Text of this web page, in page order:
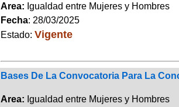
Area: Igualdad entre Mujeres y
Fecha: 28/03/2025
Estado: Vigente
Bases De La Convocatoria Para La
Area: Igualdad entre Mujeres y